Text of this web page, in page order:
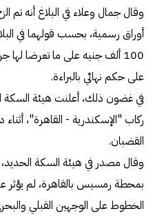
وقال جمال وعلاء في البلاغ أنه تم
أوراق رسمية، بحسب قولهما في
100 ألف جنيه على ما تعرضا لها
على حكم نهائي بالبراءة.
في غضون ذلك، أعلنت هيئة السكة
ركاب "الإسكندرية - القاهرة"،
القضبان.
وقال مصدر في هيئة السكة
بمحطة رمسيس بالقاهرة، لم يؤثر
الخطوط على الوجهين القبلي